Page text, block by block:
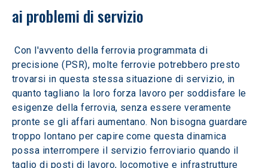
ai problemi di servizio
Con l'avvento della ferrovia programmata di
precisione (PSR), molte ferrovie potrebbero presto
trovarsi in questa stessa situazione di servizio, in
quanto tagliano la loro forza lavoro per soddisfare le
esigenze della ferrovia, senza essere veramente
pronte se gli affari aumentano. Non bisogna guardare
troppo lontano per capire come questa dinamica
possa interrompere il servizio ferroviario quando il
taglio di posti di lavoro, locomotive e infrastrutture